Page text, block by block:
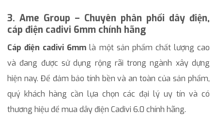
3. Ame Group – Chuyên phân phối dây điện,
cáp điện cadivi 6mm chính hãng
Cáp điện cadivi 6mm là một sản phẩm chất lượng cao
và đang được sử dụng rộng rãi trong ngành xây dựng
hiện nay. Để đảm bảo tính bền và an toàn của sản phẩm,
quý khách hàng cần lựa chọn các đại lý uy tín và có
thương hiệu để mua dây điện Cadivi 6.0 chính hãng.